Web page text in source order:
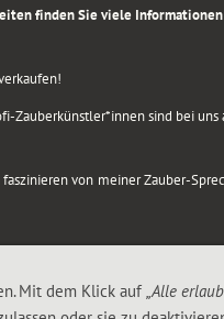
finden Sie viele
sind bei
von meiner Zauber-
Mit dem Klick auf „Alle